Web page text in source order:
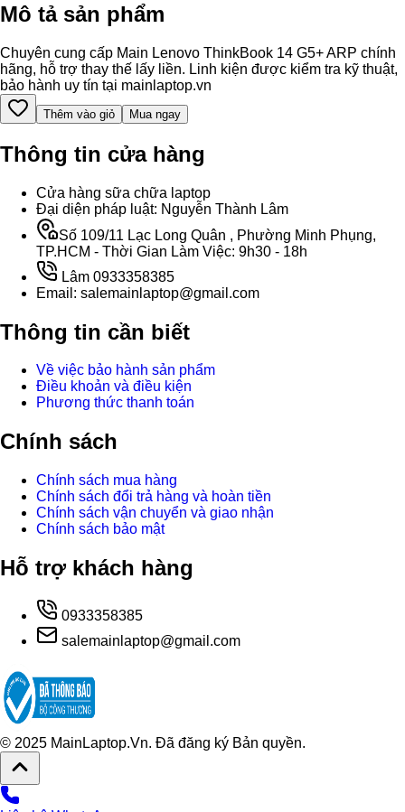
Mô tả sản phẩm
Chuyên cung cấp Main Lenovo ThinkBook 14 G5+ ARP chính
hãng, hỗ trợ thay thế lấy liền. Linh kiện được kiểm tra kỹ thuật,
bảo hành uy tín tại mainlaptop.vn
Thêm vào giỏ Mua ngay
Thông tin cửa hàng
Cửa hàng sữa chữa laptop
Đại diện pháp luật: Nguyễn Thành Lâm
Số 109/11 Lạc Long Quân , Phường Minh Phụng,
TP.HCM - Thời Gian Làm Việc: 9h30 - 18h
Lâm 0933358385
Email: salemainlaptop@gmail.com
Thông tin cần biết
Về việc bảo hành sản phẩm
Điều khoản và điều kiện
Phương thức thanh toán
Chính sách
Chính sách mua hàng
Chính sách đổi trả hàng và hoàn tiền
Chính sách vận chuyển và giao nhận
Chính sách bảo mật
Hỗ trợ khách hàng
0933358385
salemainlaptop@gmail.com
© 2025 MainLaptop.Vn. Đã đăng ký Bản quyền.